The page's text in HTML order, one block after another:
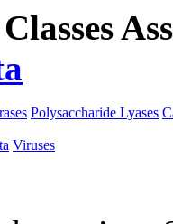
Polysaccharide Lyases
Viruses